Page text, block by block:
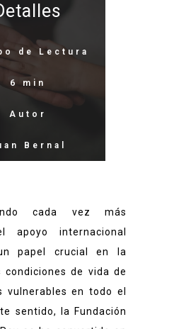
de Lectura
6 min
Autor
Bernal
cada vez más
apoyo internacional
papel crucial en la
condiciones de vida de
vulnerables en todo el
sentido, la Fundación